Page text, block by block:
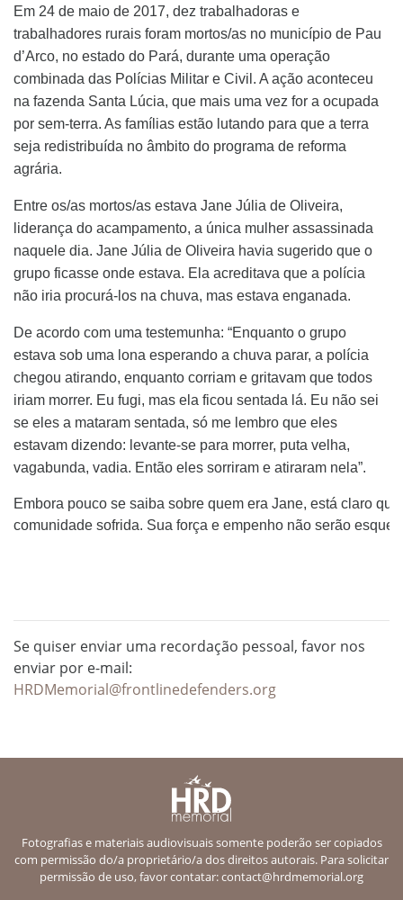
Em 24 de maio de 2017, dez trabalhadoras e
trabalhadores rurais foram mortos/as no município de Pau
d’Arco, no estado do Pará, durante uma operação
combinada das Polícias Militar e Civil. A ação aconteceu
na fazenda Santa Lúcia, que mais uma vez for a ocupada
por sem-terra. As famílias estão lutando para que a terra
seja redistribuída no âmbito do programa de reforma
agrária.
Entre os/as mortos/as estava Jane Júlia de Oliveira,
liderança do acampamento, a única mulher assassinada
naquele dia. Jane Júlia de Oliveira havia sugerido que o
grupo ficasse onde estava. Ela acreditava que a polícia
não iria procurá-los na chuva, mas estava enganada.
De acordo com uma testemunha: “Enquanto o grupo
estava sob uma lona esperando a chuva parar, a polícia
chegou atirando, enquanto corriam e gritavam que todos
iriam morrer. Eu fugi, mas ela ficou sentada lá. Eu não sei
se eles a mataram sentada, só me lembro que eles
estavam dizendo: levante-se para morrer, puta velha,
vagabunda, vadia. Então eles sorriram e atiraram nela”.
Embora pouco se saiba sobre quem era Jane, está claro
comunidade sofrida. Sua força e empenho não serão
Se quiser enviar uma recordação pessoal, favor nos
enviar por e-mail:
HRDMemorial@frontlinedefenders.org
Fotografias e materiais audiovisuais somente poderão ser copiados
com permissão do/a proprietário/a dos direitos autorais. Para solicitar
permissão de uso, favor contatar:contact@hrdmemorial.org